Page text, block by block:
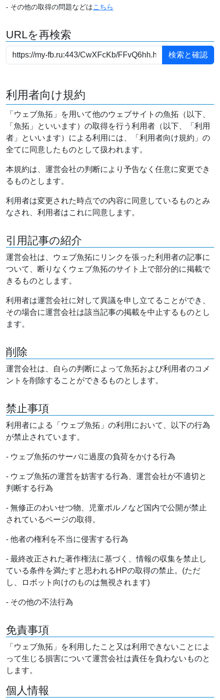
- その他の取得の問題などはこちら
URLを再検索
利用者向け規約
「ウェブ魚拓」を用いて他のウェブサイトの魚拓（以下、
「魚拓」といいます）の取得を行う利用者（以下、「利用
者」といいます）による利用には、「利用者向け規約」の
全てに同意したものとして扱われます。
本規約は、運営会社の判断により予告なく任意に変更でき
るものとします。
利用者は変更された時点での内容に同意しているものとみ
なされ、利用者はこれに同意します。
引用記事の紹介
運営会社は、ウェブ魚拓にリンクを張った利用者の記事に
ついて、断りなくウェブ魚拓のサイト上で部分的に掲載で
きるものとします。
利用者は運営会社に対して異議を申し立てることができ、
その場合に運営会社は該当記事の掲載を中止するものとし
ます。
削除
運営会社は、自らの判断によって魚拓および利用者のコメ
ントを削除することができるものとします。
禁止事項
利用者による「ウェブ魚拓」の利用において、以下の行為
が禁止されています。
- ウェブ魚拓のサーバに過度の負荷をかける行為
- ウェブ魚拓の運営を妨害する行為、運営会社が不適切と
判断する行為
- 無修正のわいせつ物、児童ポルノなど国内で公開が禁止
されているページの取得。
- 他者の権利を不当に侵害する行為
- 最終改正された著作権法に基づく、情報の収集を禁止し
ている条件を満たすと思われるHPの取得の禁止。(ただ
し、ロボット向けのものは無視されます)
- その他の不法行為
免責事項
「ウェブ魚拓」を利用したこと又は利用できないことによ
って生じる損害について運営会社は責任を負わないものと
します。
個人情報